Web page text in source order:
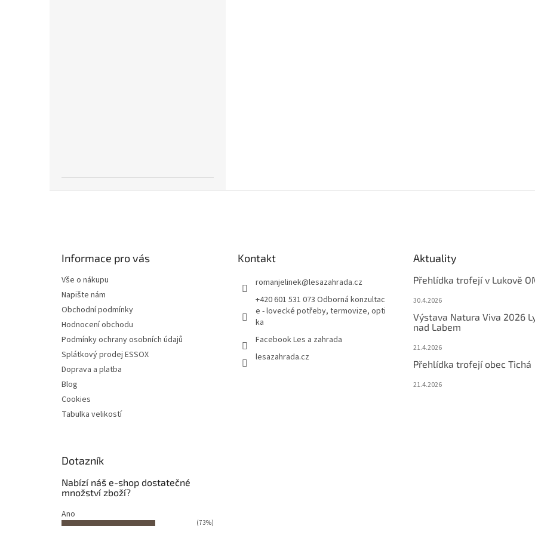
Informace pro vás
Vše o nákupu
Napište nám
Obchodní podmínky
Hodnocení obchodu
Podmínky ochrany osobních údajů
Splátkový prodej ESSOX
Doprava a platba
Blog
Cookies
Tabulka velikostí
Kontakt
romanjelinek@lesazahrada.cz
+420 601 531 073 Odborná konzultac
e - lovecké potřeby, termovize, opti
ka
Facebook Les a zahrada
lesazahrada.cz
Aktuality
Přehlídka trofejí v Lukově
30.4.2026
Výstava Natura Viva 2026
nad Labem
21.4.2026
Přehlídka trofejí obec Tichá
21.4.2026
Dotazník
Nabízí náš e-shop dostatečné
množství zboží?
Ano
(73%)